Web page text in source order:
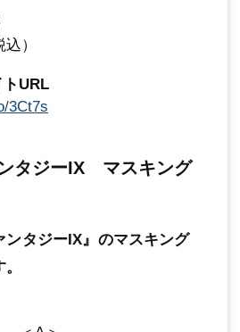
）
トURL
3Ct7s
タジーIX マスキング
ンタジーIX』のマスキング